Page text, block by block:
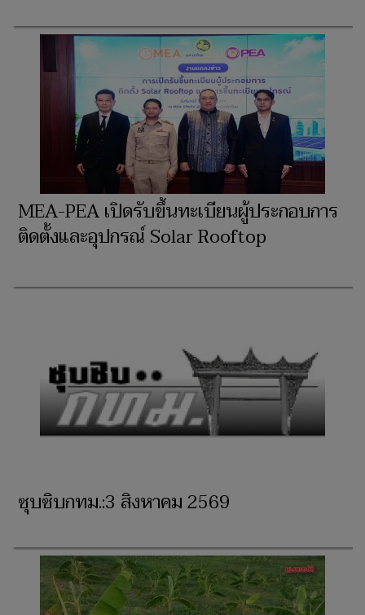
MEA-PEA เปิดรับขึ้นทะเบียนผู้ประกอบการ
ติดตั้งและอุปกรณ์ Solar Rooftop
ซุบซิบกทม.:3 สิงหาคม 2569